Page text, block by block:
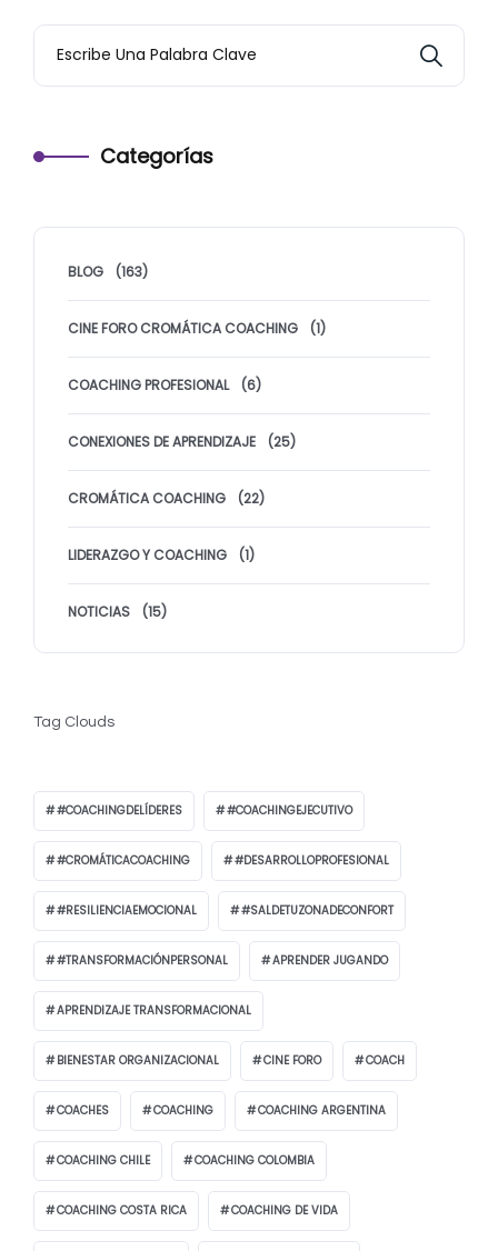
Categorías
BLOG (163)
CINE FORO CROMÁTICA COACHING (1)
COACHING PROFESIONAL (6)
CONEXIONES DE APRENDIZAJE (25)
CROMÁTICA COACHING (22)
LIDERAZGO Y COACHING (1)
NOTICIAS (15)
Tag Clouds
#COACHINGDELÍDERES #COACHINGEJECUTIVO
#CROMÁTICACOACHING #DESARROLLOPROFESIONAL
#RESILIENCIAEMOCIONAL #SALDETUZONADECONFORT
#TRANSFORMACIÓNPERSONAL APRENDER JUGANDO
APRENDIZAJE TRANSFORMACIONAL
BIENESTAR ORGANIZACIONAL CINE FORO COACH
COACHES COACHING COACHING ARGENTINA
COACHING CHILE COACHING COLOMBIA
COACHING COSTA RICA COACHING DE VIDA